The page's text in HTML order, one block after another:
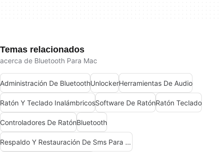
Temas relacionados
acerca de Bluetooth Para Mac
Administración De BluetoothUnlockerHerramientas De Audio
Ratón Y Teclado InalámbricosSoftware De RatónRatón Teclado
Controladores De RatónBluetooth
Respaldo Y Restauración De Sms Para Mac